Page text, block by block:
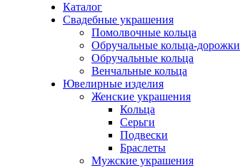
Каталог
Свадебные украшения
Помолвочные кольца
Обручальные кольца-дорожки
Обручальные кольца
Венчальные кольца
Ювелирные изделия
Женские украшения
Кольца
Серьги
Подвески
Браслеты
Мужские украшения